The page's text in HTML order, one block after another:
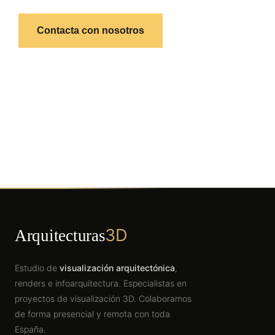
Contacta con nosotros
Arquitecturas3D
Estudio de visualización arquitectónica,
renders e infoarquitectura. Especialistas en
proyectos de visualización 3D. Colaboramos
de forma presencial y remota con toda
España.